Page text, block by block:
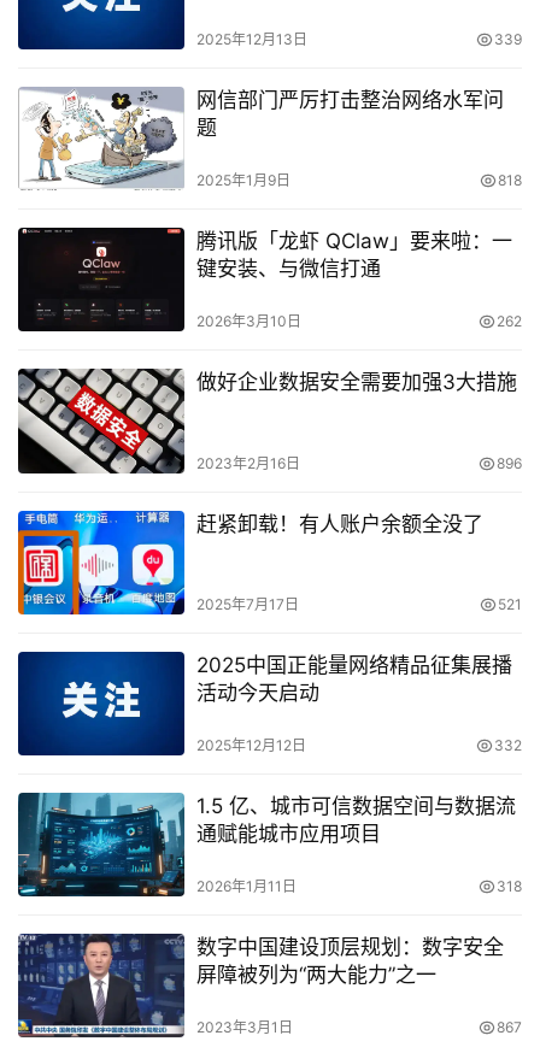
2025年12月13日 339
网信部门严厉打击整治网络水军问
题
2025年1月9日 818
腾讯版「龙虾 QClaw」要来啦：一
键安装、与微信打通
2026年3月10日 262
做好企业数据安全需要加强3大措施
2023年2月16日 896
赶紧卸载！有人账户余额全没了
2025年7月17日 521
2025中国正能量网络精品征集展播
活动今天启动
2025年12月12日 332
1.5 亿、城市可信数据空间与数据流
通赋能城市应用项目
2026年1月11日 318
数字中国建设顶层规划：数字安全
屏障被列为“两大能力”之一
2023年3月1日 867